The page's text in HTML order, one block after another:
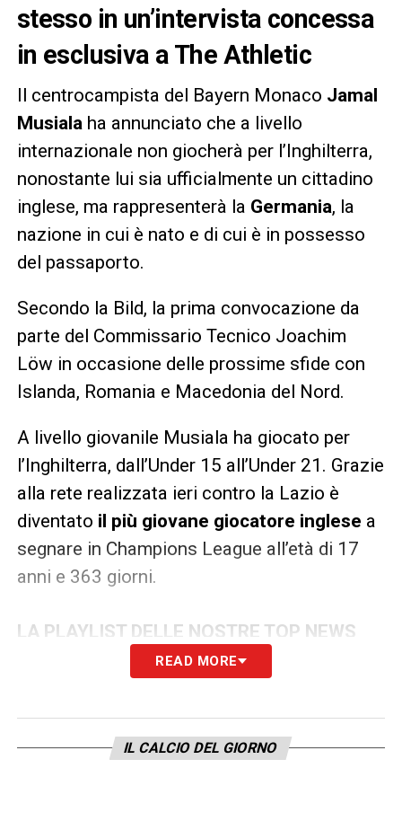
stesso in un’intervista concessa
in esclusiva a The Athletic
Il centrocampista del Bayern Monaco Jamal
Musialaha annunciato che a livello
internazionale non giocherà per l’Inghilterra,
nonostante lui sia ufficialmente un cittadino
inglese, ma rappresenterà la Germania, la
nazione in cui è nato e di cui è in possesso
del passaporto.
Secondo la Bild, la prima convocazione da
parte del Commissario Tecnico Joachim
Löw in occasione delle prossime sfide con
Islanda, Romania e Macedonia del Nord.
A livello giovanile Musiala ha giocato per
l’Inghilterra, dall’Under 15 all’Under 21. Grazie
alla rete realizzata ieri contro la Lazio è
diventato il più giovane giocatore inglese a
segnare in Champions League all’età di 17
anni e 363 giorni.
LA PLAYLIST DELLE NOSTRE TOP NEWS
READ MORE
IL CALCIO DEL GIORNO